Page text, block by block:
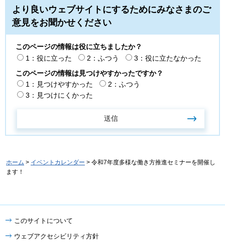
より良いウェブサイトにするためにみなさまのご
意見をお聞かせください
このページの情報は役に立ちましたか？
1：役に立った
2：ふつう
3：役に立たなかった
このページの情報は見つけやすかったですか？
1：見つけやすかった
2：ふつう
3：見つけにくかった
ホーム > イベントカレンダー > 令和7年度多様な働き方推進セミナーを開催し
ます！
このサイトについて
ウェブアクセシビリティ方針